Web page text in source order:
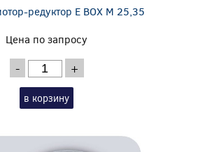
редуктор E BOX M 25,35
Цена по запросу
- +
в корзину